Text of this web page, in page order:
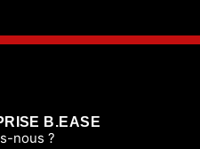
B.EASE
nous ?